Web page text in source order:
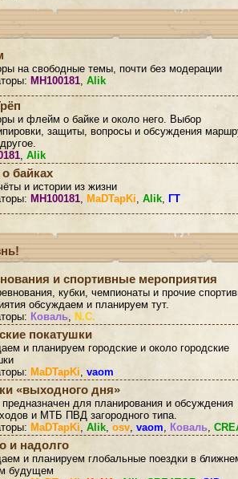
на свободные темы, почти без модерации
MH100181, Alik
и флейм о байке и около него. Выбор
защиты, вопросы и обсуждения
, Alik
байках
и истории из жизни
MH100181, MaDTapKi, Alik, ГТ
и спортивные мероприятия
кубки, чемпионаты и прочие
обсуждаем и планируем тут.
Коваль, N.C.
покатушки
и планируем городские и около городские
MaDTapKi, vaom
«выходного дня»
для планирования и обсуждения
и МТБ ПВД загородного типа.
MaDTapKi, Alik, osv, vaom, Коваль,
и надолго
и планируем глобальные поездки в
будущем